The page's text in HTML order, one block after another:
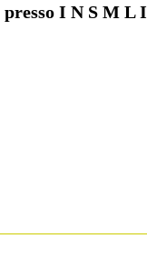
presso I N S M L I